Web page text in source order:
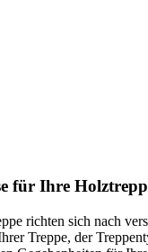
für Ihre
richten sich nach
Treppe, der